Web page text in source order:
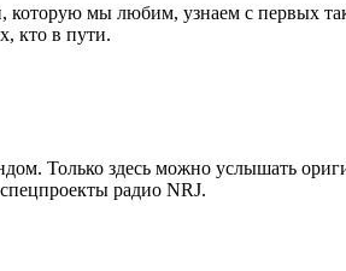
мы любим, узнаем с первых
кто в пути.
Только здесь можно услышать
радио NRJ.